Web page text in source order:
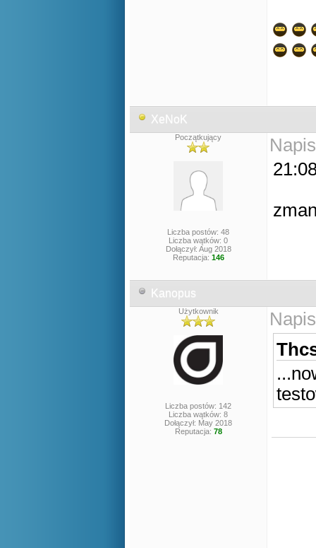
XeNoK
Początkujący
Liczba postów: 48
Liczba wątków: 0
Dołączył: Aug 2018
Reputacja: 146
Kanopus
Użytkownik
Liczba postów: 142
Liczba wątków: 8
Dołączył: May 2018
Reputacja: 78